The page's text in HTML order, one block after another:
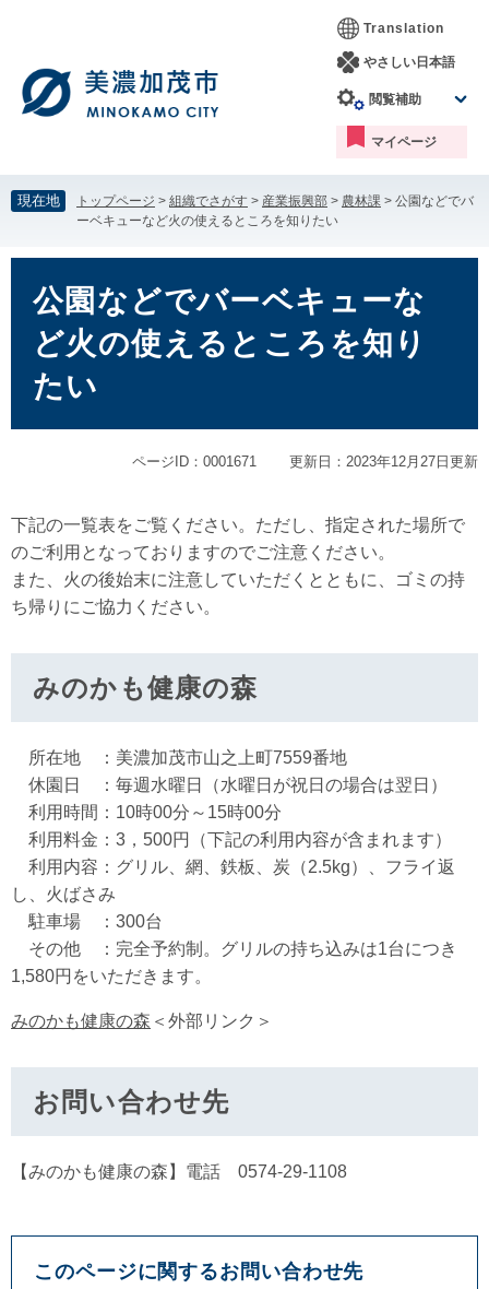
す。
し
て
本
へ
Translation
やさしい日本語
閲覧補助
マイページ
現在地 トップページ > 組織でさがす > 産業振興部 > 農林課 > 公園などでバ
ーベキューなど火の使えるところを知りたい
公園などでバーベキューな
ど火の使えるところを知り
たい
ページID：0001671 更新日：2023年12月27日更新
下記の一覧表をご覧ください。ただし、指定された場所で
のご利用となっておりますのでご注意ください。
また、火の後始末に注意していただくとともに、ゴミの持
ち帰りにご協力ください。
みのかも健康の森
所在地 ：美濃加茂市山之上町7559番地
休園日 ：毎週水曜日（水曜日が祝日の場合は翌日）
利用時間：10時00分～15時00分
利用料金：3，500円（下記の利用内容が含まれます）
利用内容：グリル、網、鉄板、炭（2.5kg）、フライ返
し、火ばさみ
駐車場 ：300台
その他 ：完全予約制。グリルの持ち込みは1台につき
1,580円をいただきます。
みのかも健康の森 ＜外部リンク＞
お問い合わせ先
【みのかも健康の森】電話 0574-29-1108​
このページに関するお問い合わせ先